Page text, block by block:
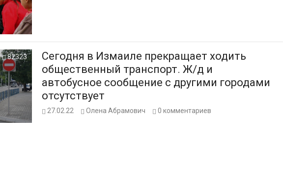
82323
Сегодня в Измаиле прекращает ходить
общественный транспорт. Ж/д и
автобусное сообщение с другими городами
отсутствует
27.02.22 Олена Абрамович 0 комментариев